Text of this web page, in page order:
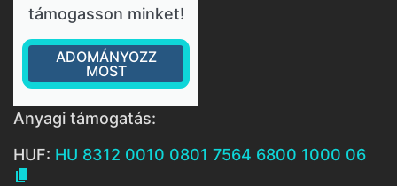
támogasson minket!
ADOMÁNYOZZ
MOST
Anyagi támogatás:
HUF: HU 8312 0010 0801 7564 6800 1000 06
